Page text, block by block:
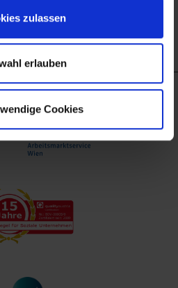
zulassen
erlauben
Cookies
des Arbeitsmarktservice